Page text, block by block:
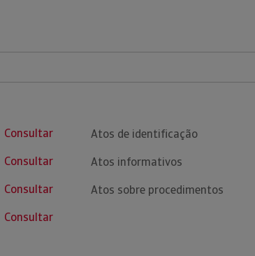
Consultar
Consultar
Consultar
Consultar
Atos de identificação
Atos informativos
Atos sobre procedimentos